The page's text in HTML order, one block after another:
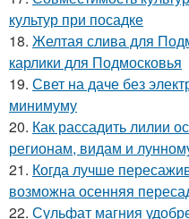
культур при посадке
18. Желтая слива для
карлики для Подмосковья
19. Свет на даче без
минимуму
20. Как рассадить лилии
регионам, видам и
21. Когда лучше
возможна осенняя
22. Сульфат магния